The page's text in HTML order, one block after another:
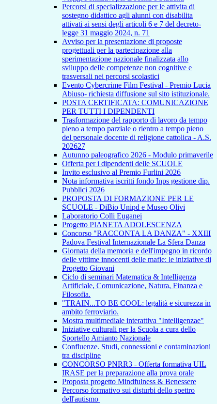
Percorsi di specializzazione per le attivita di
sostegno didattico agli alunni con disabilita
attivati ai sensi degli articoli 6 e 7 del decreto-
legge 31 maggio 2024, n. 71
Avviso per la presentazione di proposte
progettuali per la partecipazione alla
sperimentazione nazionale finalizzata allo
sviluppo delle competenze non cognitive e
trasversali nei percorsi scolastici
Evento Cybercrime Film Festival - Premio Lucia
Abiuso- richiesta diffusione sul sito istituzionale.
POSTA CERTIFICATA: COMUNICAZIONE
PER TUTTI I DIPENDENTI
Trasformazione del rapporto di lavoro da tempo
pieno a tempo parziale o rientro a tempo pieno
del personale docente di religione cattolica - A.S.
202627
Autunno paleografico 2026 - Modulo primaverile
Offerta per i dipendenti delle SCUOLE
Invito esclusivo al Premio Furlini 2026
Nota informativa iscritti fondo Inps gestione dip.
Pubblici 2026
PROPOSTA DI FORMAZIONE PER LE
SCUOLE - DiBio Unipd e Museo Olivi
Laboratorio Colli Euganei
Progetto PIANETA ADOLESCENZA
Concorso "RACCONTA LA DANZA" - XXIII
Padova Festival Internazionale La Sfera Danza
Giornata della memoria e dell'impegno in ricordo
delle vittime innocenti delle mafie: le iniziative di
Progetto Giovani
Ciclo di seminari Matematica & Intelligenza
Artificiale, Comunicazione, Natura, Finanza e
Filosofia.
"TRAIN...TO BE COOL: legalità e sicurezza in
ambito ferroviario.
Mostra multimediale interattiva "Intelligenzae"
Iniziative culturali per la Scuola a cura dello
Sportello Amianto Nazionale
Confluenze. Studi, connessioni e contaminazioni
tra discipline
CONCORSO PNRR3 - Offerta formativa UIL
IRASE per la preparazione alla prova orale
Proposta progetto Mindfulness & Benessere
Percorso formativo sui disturbi dello spettro
dell'autismo